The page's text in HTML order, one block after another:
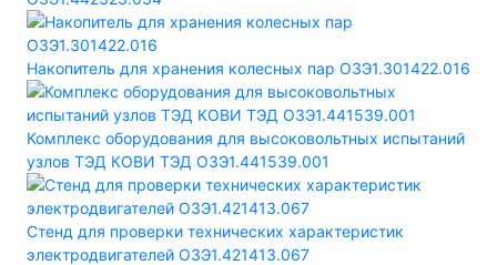
Накопитель для хранения колесных пар ОЗЭ1.301422.016
Комплекс оборудования для высоковольтных испытаний
узлов ТЭД КОВИ ТЭД ОЗЭ1.441539.001
Стенд для проверки технических характеристик
электродвигателей ОЗЭ1.421413.067